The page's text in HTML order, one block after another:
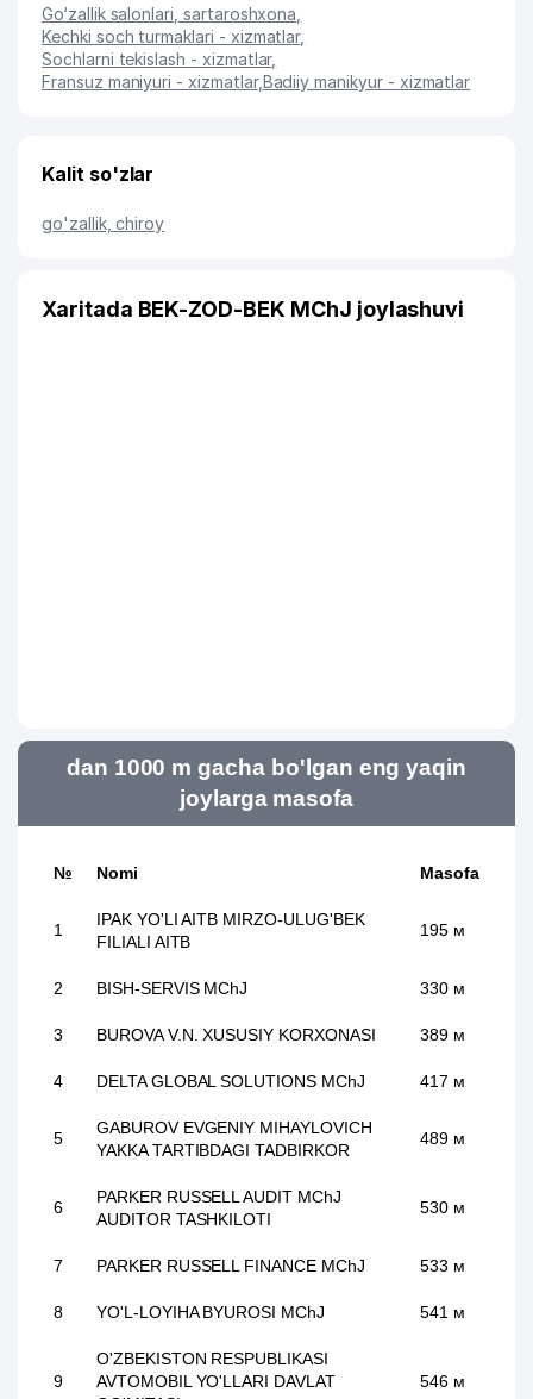
Go‘zallik salonlari, sartaroshxona
Kechki soch turmaklari - xizmatlar,
Sochlarni tekislash - xizmatlar,
Fransuz maniyuri - xizmatlar,Badiiy manikyur - xizmatlar
Kalit so'zlar
go'zallik, chiroy
Xaritada BEK-ZOD-BEK MChJ joylashuvi
dan 1000 m gacha bo'lgan eng yaqin
joylarga masofa
№ Nomi Masofa
1
IPAK YO'LI AITB MIRZO-ULUG'BEK
FILIALI AITB
195 м
2 BISH-SERVIS MChJ 330 м
3 BUROVA V.N. XUSUSIY KORXONASI 389 м
4 DELTA GLOBAL SOLUTIONS MChJ 417 м
5
GABUROV EVGENIY MIHAYLOVICH
YAKKA TARTIBDAGI TADBIRKOR
489 м
6
PARKER RUSSELL AUDIT MChJ
AUDITOR TASHKILOTI
530 м
7 PARKER RUSSELL FINANCE MChJ 533 м
8 YO'L-LOYIHA BYUROSI MChJ 541 м
9
O'ZBEKISTON RESPUBLIKASI
AVTOMOBIL YO'LLARI DAVLAT
546 м